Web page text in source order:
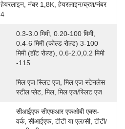
हेयरलाइन, नंबर 1,8K, हेयरलाइन/ब्रश/नंबर
4
0.3-3.0 मिमी, 0.20-100 मिमी,
0.4-6 मिमी (कोल्ड रोल्ड) 3-100
मिमी (हॉट रोल्ड), 0.6-2.0,0.2 मिमी
-115
मिल एज स्लिट एज, मिल एज स्टेनलेस
स्टील प्लेट, मिल, मिल एज/स्लिट एज
सीआईएफ सीएफआर एफओबी एक्स-
वर्क, सीआईएफ, टीटी या एल/सी, टीटी/